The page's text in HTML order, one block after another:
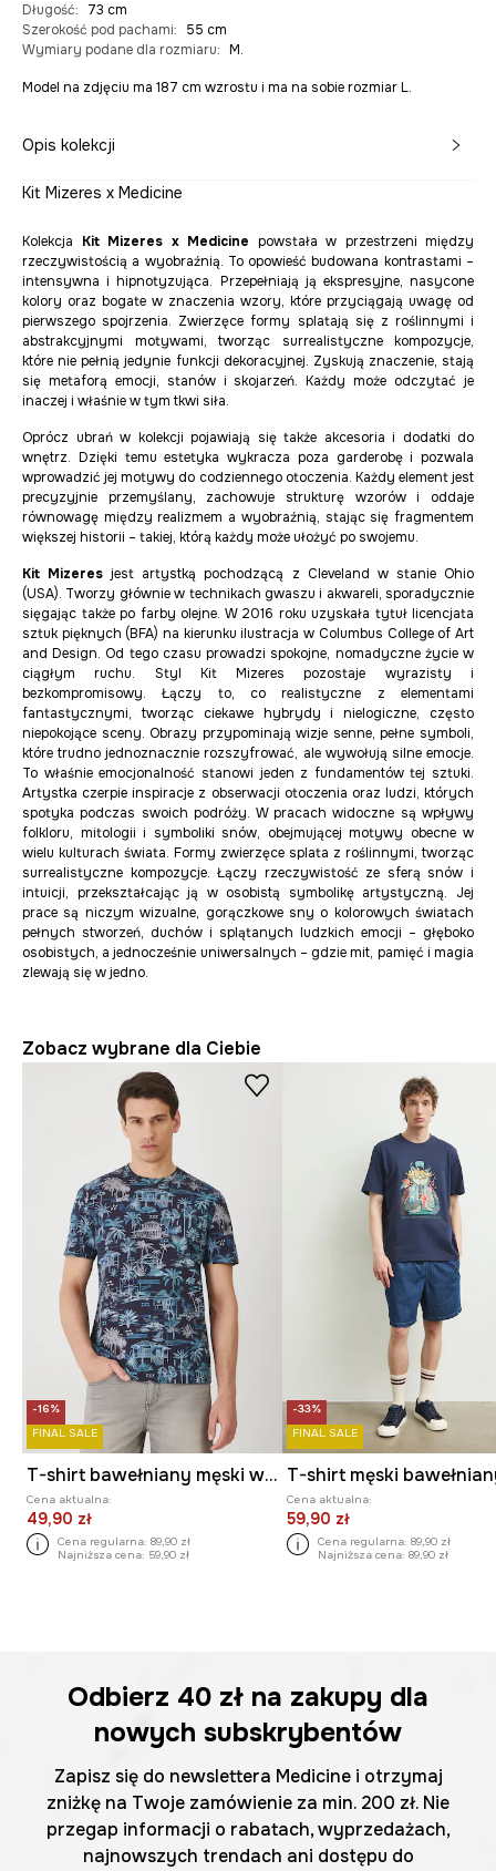
Długość:
73 cm
Szerokość pod pachami:
55 cm
Wymiary podane dla rozmiaru: M.
Model na zdjęciu ma 187 cm wzrostu i ma na sobie rozmiar L.
Opis kolekcji
Kit Mizeres x Medicine
Kolekcja Kit Mizeres x Medicine powstała w przestrzeni między
rzeczywistością a wyobraźnią. To opowieść budowana kontrastami –
intensywna i hipnotyzująca. Przepełniają ją ekspresyjne, nasycone
kolory oraz bogate w znaczenia wzory, które przyciągają uwagę od
pierwszego spojrzenia. Zwierzęce formy splatają się z roślinnymi i
abstrakcyjnymi motywami, tworząc surrealistyczne kompozycje,
które nie pełnią jedynie funkcji dekoracyjnej. Zyskują znaczenie, stają
się metaforą emocji, stanów i skojarzeń. Każdy może odczytać je
inaczej i właśnie w tym tkwi siła.
Oprócz ubrań w kolekcji pojawiają się także akcesoria i dodatki do
wnętrz. Dzięki temu estetyka wykracza poza garderobę i pozwala
wprowadzić jej motywy do codziennego otoczenia. Każdy element jest
precyzyjnie przemyślany, zachowuje strukturę wzorów i oddaje
równowagę między realizmem a wyobraźnią, stając się fragmentem
większej historii – takiej, którą każdy może ułożyć po swojemu.
Kit Mizeresjest artystką pochodzącą z Cleveland w stanie Ohio
(USA). Tworzy głównie w technikach gwaszu i akwareli, sporadycznie
sięgając także po farby olejne. W 2016 roku uzyskała tytuł licencjata
sztuk pięknych (BFA) na kierunku ilustracja w Columbus College of Art
and Design. Od tego czasu prowadzi spokojne, nomadyczne życie w
ciągłym ruchu. Styl Kit Mizeres pozostaje wyrazisty i
bezkompromisowy. Łączy to, co realistyczne z elementami
fantastycznymi, tworząc ciekawe hybrydy i nielogiczne, często
niepokojące sceny. Obrazy przypominają wizje senne, pełne symboli,
które trudno jednoznacznie rozszyfrować, ale wywołują silne emocje.
To właśnie emocjonalność stanowi jeden z fundamentów tej sztuki.
Artystka czerpie inspiracje z obserwacji otoczenia oraz ludzi, których
spotyka podczas swoich podróży. W pracach widoczne są wpływy
folkloru, mitologii i symboliki snów, obejmującej motywy obecne w
wielu kulturach świata. Formy zwierzęce splata z roślinnymi, tworząc
surrealistyczne kompozycje. Łączy rzeczywistość ze sferą snów i
intuicji, przekształcając ją w osobistą symbolikę artystyczną. Jej
prace są niczym wizualne, gorączkowe sny o kolorowych światach
pełnych stworzeń, duchów i splątanych ludzkich emocji – głęboko
osobistych, a jednocześnie uniwersalnych – gdzie mit, pamięć i magia
zlewają się w jedno.
Zobacz wybrane dla Ciebie
-16%
FINAL SALE
T-shirt bawełniany męski wzorzysty kolor granatowy
Cena aktualna:
49,90 zł
Cena regularna: 89,90 zł
Najniższa cena: 59,90 zł
-33%
FINAL SALE
Cena aktualna:
59,90 zł
Cena regularna: 89,90 zł
Najniższa cena: 89,90 zł
Odbierz 40 zł na zakupy dla
nowych subskrybentów
Zapisz się do newslettera Medicine i otrzymaj
zniżkę na Twoje zamówienie za min. 200 zł. Nie
przegap informacji o rabatach, wyprzedażach,
najnowszych trendach ani dostępu do